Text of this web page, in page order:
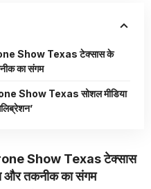
Show Texas टेक्सास के
का संगम
Show Texas सोशल मीडिया
Show Texas टेक्सास
और तकनीक का संगम